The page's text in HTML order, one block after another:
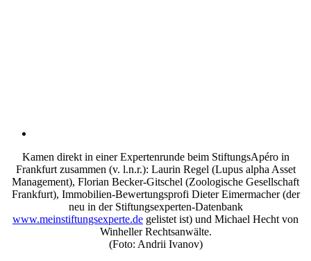
Kamen direkt in einer Expertenrunde beim StiftungsApéro in
Frankfurt zusammen (v. l.n.r.): Laurin Regel (Lupus alpha Asset
Management), Florian Becker-Gitschel (Zoologische Gesellschaft
Frankfurt), Immobilien-Bewertungsprofi Dieter Eimermacher (der
neu in der Stiftungsexperten-Datenbank
www.meinstiftungsexperte.de gelistet ist) und Michael Hecht von
Winheller Rechtsanwälte.
(Foto: Andrii Ivanov)